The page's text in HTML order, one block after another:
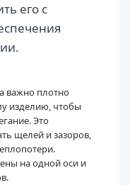
его с
важно плотно
изделию, чтобы
Это
щелей и зазоров,
на одной оси и